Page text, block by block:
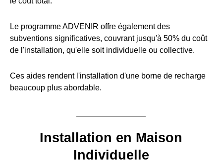
Le programme ADVENIR offre également des
subventions significatives, couvrant jusqu'à 50% du coût
de l'installation, qu'elle soit individuelle ou collective.
Ces aides rendent l'installation d'une borne de recharge
beaucoup plus abordable.
Installation en Maison
Individuelle